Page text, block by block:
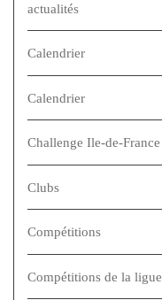
actualités
Calendrier
Calendrier
Challenge Ile-de-France
Clubs
Compétitions
Compétitions de la ligue